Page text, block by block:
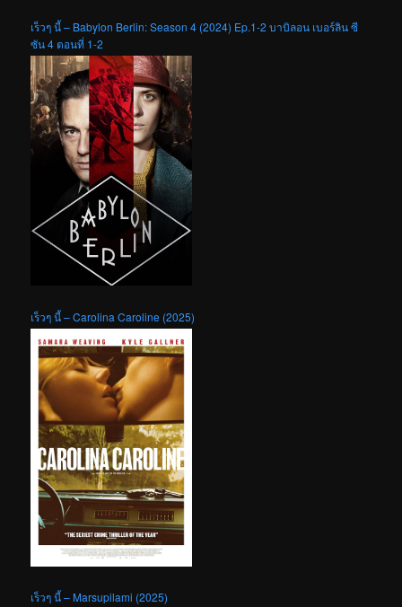
เร็วๆ นี้ – Babylon Berlin: Season 4 (2024) Ep.1-2 บาบิลอน เบอร์ลิน ซี
ซัน 4 ตอนที่ 1-2
เร็วๆ นี้ – Carolina Caroline (2025)
เร็วๆ นี้ – Marsupilami (2025)